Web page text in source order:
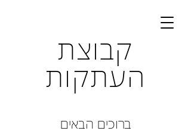
קבוצת
העתקות
ברוכים הבאים